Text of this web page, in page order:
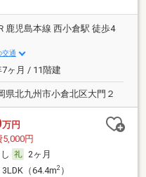
鹿児島本線 西小倉駅 徒歩4
交通
ヶ月 / 11階建
県北九州市小倉北区大門２
万円
円
2ヶ月
（64.4m2）